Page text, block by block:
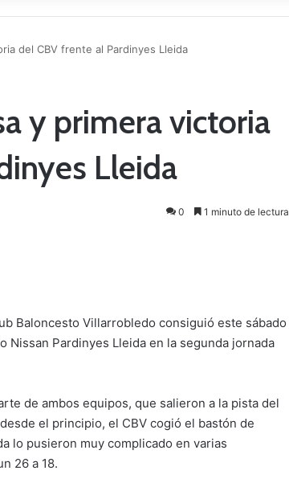
del CBV frente al Pardinyes Lleida
y primera victoria
Lleida
0 1 minuto de lectura
Baloncesto Villarrobledo consiguió este sábado
Pardinyes Lleida en la segunda jornada
de ambos equipos, que salieron a la pista del
el principio, el CBV cogió el bastón de
lo pusieron muy complicado en varias
26 a 18.